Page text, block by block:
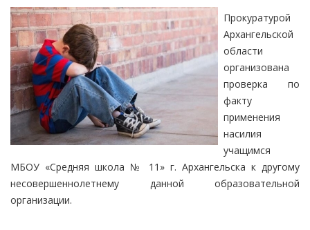
Прокуратурой
Архангельской
области
организована
проверка по
факту
применения
насилия
учащимся
МБОУ «Средняя школа № 11» г. Архангельска к другому
несовершеннолетнему данной образовательной
организации.